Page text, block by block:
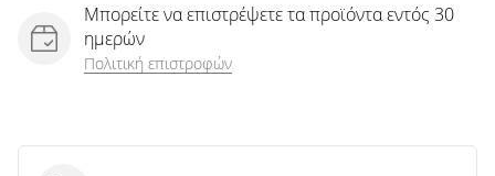
Μπορείτε να επιστρέψετε τα προϊόντα εντός 30
ημερών
Πολιτική επιστροφών